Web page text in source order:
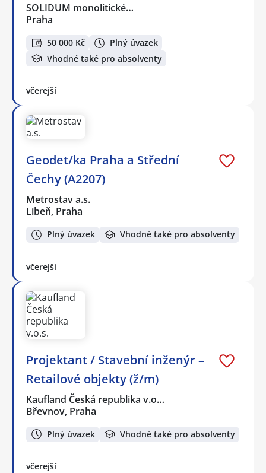
SOLIDUM monolitické…
Praha
50 000 Kč
Plný úvazek
Vhodné také pro absolventy
včerejší
Geodet/ka Praha a Střední
Čechy (A2207)
Metrostav a.s.
Libeň, Praha
Plný úvazek Vhodné také pro absolventy
včerejší
Projektant / Stavební inženýr –
Retailové objekty (ž/m)
Kaufland Česká republika v.o…
Břevnov, Praha
Plný úvazek Vhodné také pro absolventy
včerejší